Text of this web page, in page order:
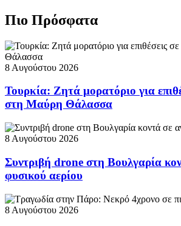
Πιο Πρόσφατα
8 Αυγούστου 2026
Τουρκία: Ζητά μορατόριο για
στη Μαύρη Θάλασσα
8 Αυγούστου 2026
Συντριβή drone στη Βουλγαρία
φυσικού αερίου
8 Αυγούστου 2026